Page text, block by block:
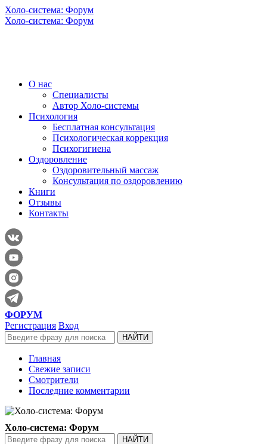
Холо-система: Форум
Холо-система: Форум
О нас
Специалисты
Автор Холо-системы
Психология
Бесплатная консультация
Психологическая коррекция
Психогигиена
Оздоровление
Оздоровительный массаж
Консультация по оздоровлению
Книги
Отзывы
Контакты
ФОРУМ
Регистрация Вход
Главная
Свежие записи
Смотрители
Последние комментарии
Холо-система: Форум